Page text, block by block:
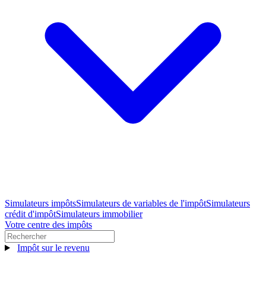
Simulateurs impôtsSimulateurs de variables de l'impôtSimulateurs
crédit d'impôtSimulateurs immobilier
Votre centre des impôts
Impôt sur le revenu